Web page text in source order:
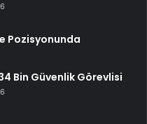
Pozisyonunda
Bin Güvenlik Görevlisi